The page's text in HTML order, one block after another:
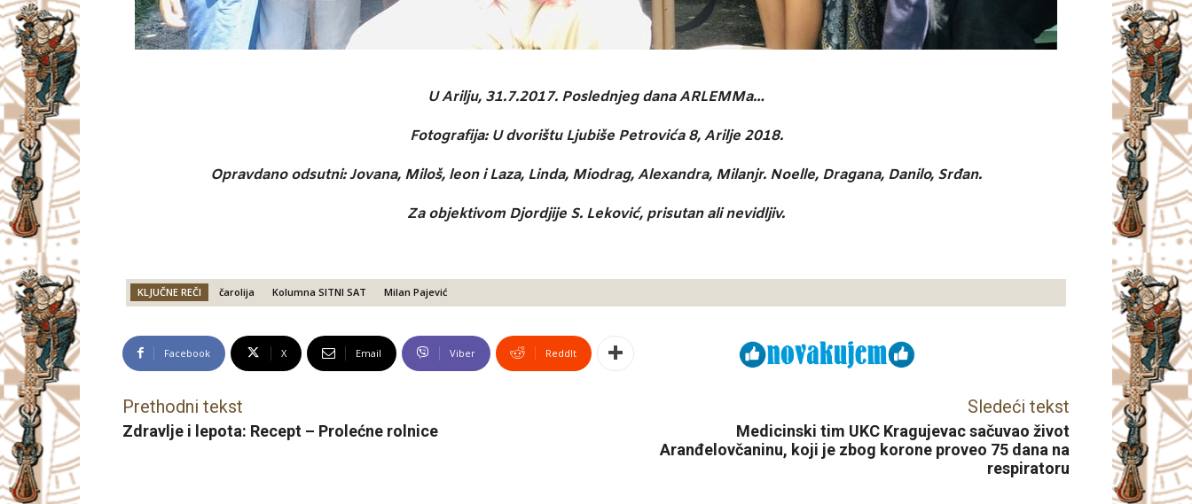
U Arilju, 31.7.2017. Poslednjeg dana ARLEMMa…
Fotografija: U dvorištu Ljubiše Petrovića 8, Arilje 2018.
Opravdano odsutni: Jovana, Miloš, leon i Laza, Linda, Miodrag, Alexandra, Milanjr. Noelle, Dragana, Danilo, Srđan.
Za objektivom Djordjije S. Leković, prisutan ali nevidljiv.
KLJUČNE REČI čarolija Kolumna SITNI SAT Milan Pajević
Facebook X Email Viber ReddIt
Prethodni tekst
Zdravlje i lepota: Recept – Prolećne rolnice
Sledeći tekst
Medicinski tim UKC Kragujevac sačuvao život
Aranđelovčaninu, koji je zbog korone proveo 75 dana na
respiratoru